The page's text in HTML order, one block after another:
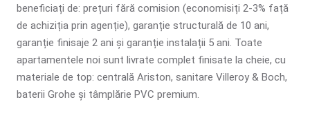
beneficiați de: prețuri fără comision (economisiți 2-3% față
de achiziția prin agenție), garanție structurală de 10 ani,
garanție finisaje 2 ani și garanție instalații 5 ani. Toate
apartamentele noi sunt livrate complet finisate la cheie, cu
materiale de top: centrală Ariston, sanitare Villeroy & Boch,
baterii Grohe și tâmplărie PVC premium.